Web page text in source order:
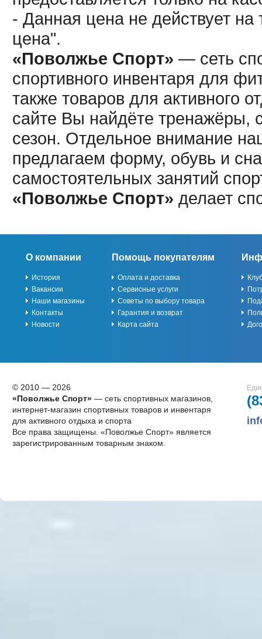
- Данная цена не действует
цена".
«Поволжье Спорт» — сеть
спортивного инвентаря для
также товаров для активного
сайте Вы найдёте тренажёры,
сезон. Отдельное внимание
предлагаем форму, обувь и
самостоятельных занятий
«Поволжье Спорт» делает
О компании
История
Вакансии
Наши магазины
Контакты
Новости
Помощь покупателям
Оплата и доставка
Сервисные услуги
Советы по выбору товара
Гарантия и возврат
Карта сайта
© 2010 — 2026
«Поволжье Спорт»— сеть спортивных магазинов,
интернет-магазин спортивных товаров и инвентаря
для активного отдыха и спорта
Все права защищены. «Поволжье Спорт» является
зарегистрированным товарным знаком.